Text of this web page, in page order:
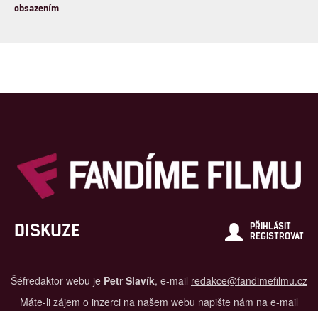
obsazením
PŘIHLÁSIT
REGISTROVAT
DISKUZE
Šéfredaktor webu je Petr Slavík, e-mail redakce@fandimefilmu.cz
Máte-li zájem o inzerci na našem webu napište nám na e-mail